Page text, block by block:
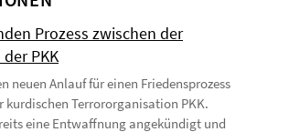
Prozess zwischen der
PKK
neuen Anlauf für einen Friedensprozess
kurdischen Terrororganisation PKK.
eine Entwaffnung angekündigt und